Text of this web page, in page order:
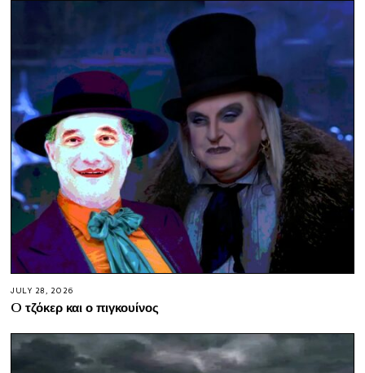
JULY 28, 2026
O τζόκερ και ο πιγκουίνος